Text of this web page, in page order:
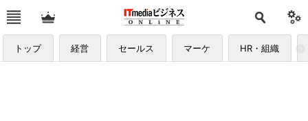
トップ 経営 セールス マーケ HR・組織